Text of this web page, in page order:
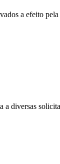
a efeito
diversas